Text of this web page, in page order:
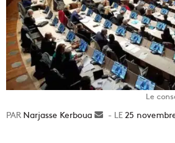
Le
Narjasse Kerboua
Envoyer
25